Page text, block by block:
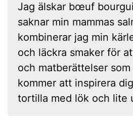
Jag älskar bœuf
saknar min mammas
kombinerar jag min
och läckra smaker för
och matberättelser
kommer att inspirera
tortilla med lök och lite